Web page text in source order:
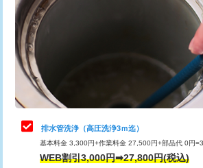
給水管工事※（ライニング鋼管・銅
管・ポリ管・HT管使用/3ｍ超え)
排水管工事（土の掘削・埋め戻し作
業）
排水管工事（排水管工事/3ｍまで）
排水管工事（追加 排水管工事/3ｍ超
え）
マス交換（土の掘削・埋め戻し作業）
カメラ調査
桝清掃
止水・漏水調査・防水処理・清掃・修
理・調整・分解・加工など（軽作業）
止水・漏水調査・防水処理・清掃・修
理・調整・分解・加工など（中作業）
止水・漏水調査・防水処理・清掃・修
理・調整・分解・加工など（重作業）
排水管洗浄（高圧洗浄3ｍ迄）
基本料金 3,300円+作業料金 27,500円+部品代 0円
WEB割引3,000円➡27,800円(税込)